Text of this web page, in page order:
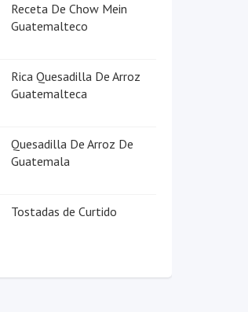
Receta De Chow Mein
Guatemalteco
Rica Quesadilla De Arroz
Guatemalteca
Quesadilla De Arroz De
Guatemala
Tostadas de Curtido